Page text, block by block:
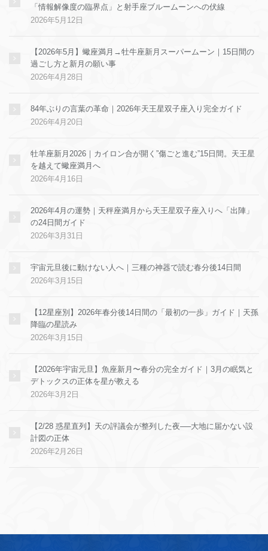
「情報解像度の臨界点」と射手座ブルームーンへの伏線
2026年5月12日
【2026年5月】蠍座満月→牡牛座新月スーパームーン｜15日間の
過ごし方と新月の願い事
2026年4月28日
84年ぶりの言葉の革命｜2026年天王星双子座入り完全ガイド
2026年4月20日
牡羊座新月2026｜カイロン合が開く”傷ごと進む”15日間。天王星
を越えて蠍座満月へ
2026年4月16日
2026年4月の運勢｜天秤座満月から天王星双子座入りへ「出陣」
の24日間ガイド
2026年3月31日
宇宙元旦後に動けない人へ｜三種の神器で読む春分後14日間
2026年3月15日
【12星座別】2026年春分後14日間の「最初の一歩」ガイド｜天孫
降臨の星読み
2026年3月15日
【2026年宇宙元旦】魚座新月〜春分の完全ガイド｜3月の眠気と
デトックスの正体を星が教える
2026年3月2日
【2/28 惑星直列】天の評議会が整列した夜──大地に届かない設
計図の正体
2026年2月26日